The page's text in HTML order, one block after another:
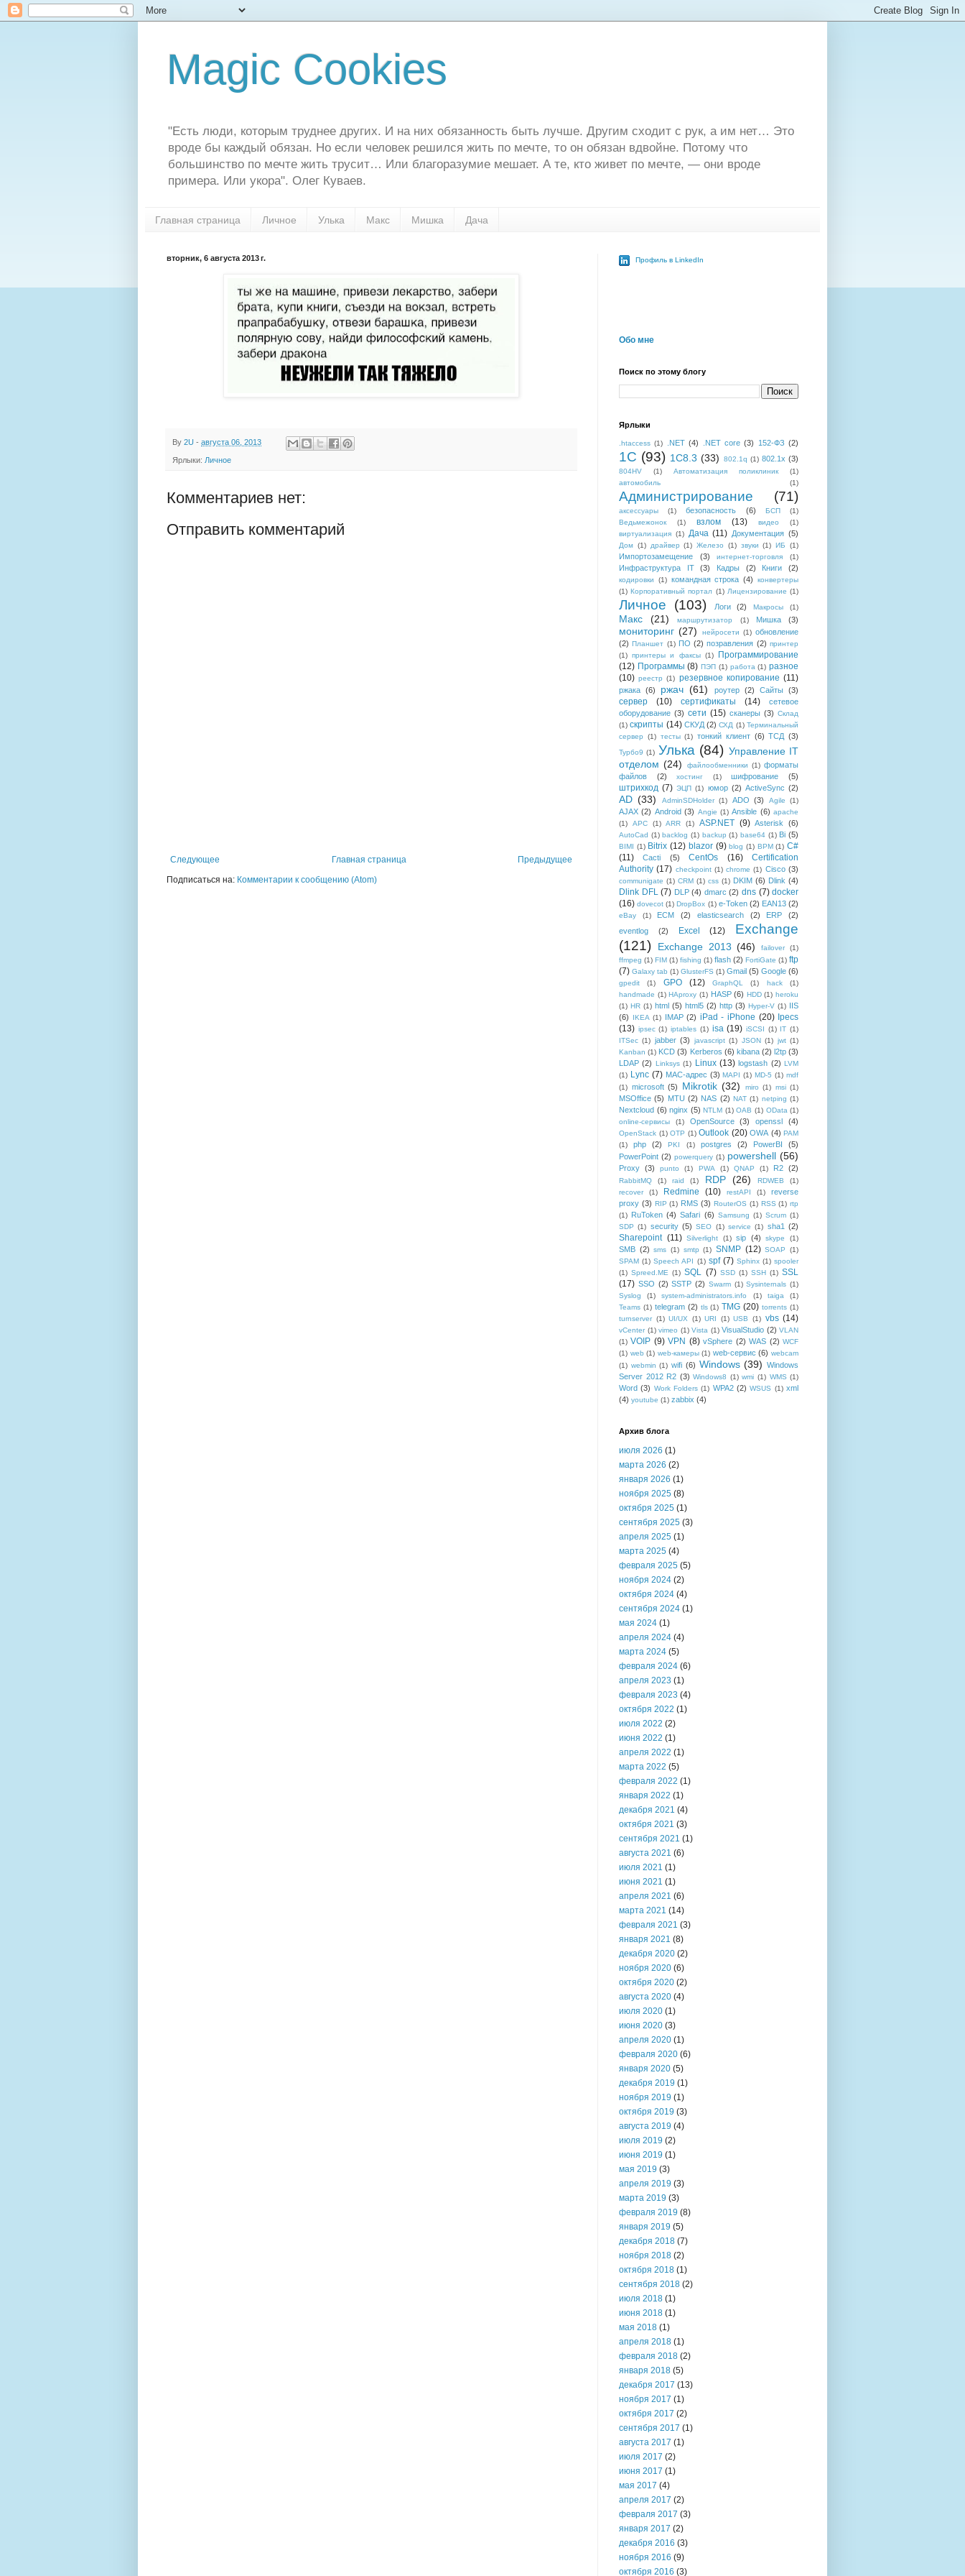
Magic Cookies
"Есть люди, которым труднее других. И на них обязанность быть лучше. Другим сходит с рук, а им нет… Это
вроде бы каждый обязан. Но если человек решился жить по мечте, то он обязан вдвойне. Потому что
большинство по мечте жить трусит… Или благоразумие мешает. А те, кто живет по мечте, — они вроде
примера. Или укора". Олег Куваев.
Главная страница Личное Улька Макс Мишка Дача
вторник, 6 августа 2013 г.
By 2U - августа 06, 2013
Ярлыки: Личное
Комментариев нет:
Отправить комментарий
Следующее Предыдущее
Главная страница
Подписаться на: Комментарии к сообщению (Atom)
Профиль в LinkedIn
Обо мне
Поиск по этому блогу
Ярлыки
.htaccess (1) .NET (4) .NET core (3) 152-ФЗ (2)
1С (93) 1C8.3 (33) 802.1q (1) 802.1x (3)
804HV (1) Автоматизация поликлиник
(1)
автомобиль
(1)
Администрирование (71)
аксессуары (1) безопасность (6) БСП
(1)
Ведьмежонок
(1) взлом (13) видео
(1)
виртуализация (1) Дача (11) Документация (5)
Дом (1) драйвер (1) Железо (1) звуки (1) ИБ (1)
Импортозамещение (3) интернет-торговля (1)
Инфраструктура IT (3) Кадры (2) Книги (2)
кодировки (1) командная строка (4)
конвертеры
(1) Корпоративный портал (1) Лицензирование (1)
Личное (103) Логи (2) Макросы (1)
Макс (21) маршрутизатор (1) Мишка (3)
мониторинг (27) нейросети (1) обновление
(2) Планшет (1) ПО (2) позравления (2) принтер
(1) принтеры и факсы (1)
Программирование
(12) Программы (8) ПЭП (1) работа (1) разное
(10) реестр (1) резервное копирование (11)
ржака (6) ржач (61) роутер (2) Сайты (3)
сервер (10) сертификаты (14)
сетевое
оборудование (3) сети (15) сканеры (3) Склад
(1) скрипты (14) СКУД (2) СХД (1) Терминальный
сервер
(1) тесты (1) тонкий клиент (6) ТСД (3)
Турбо9 (1) Улька (84) Управление IT
отделом (24) файлообменники (1) форматы
файлов
(2) хостинг (1) шифрование (5)
штрихкод (7) ЭЦП (1) юмор (2) ActiveSync (2)
AD (33) AdminSDHolder (1) ADO (3) Agile (1)
AJAX (2) Android (3) Angie (1) Ansible (6) apache
(1)
APC (1) ARR (1) ASP.NET (9) Asterisk (6)
AutoCad (1) backlog (1) backup (1) base64 (1) Bi (5)
BIMI (1) Bitrix (12) blazor (9) blog (1) BPM (1) C#
(11)
Cacti (5) CentOs (16)
Certification
Authority (17) checkpoint (1) chrome (1) Cisco (3)
communigate (1) CRM (1) css (1) DKIM (6) Dlink (4)
Dlink DFL (7) DLP (4) dmarc (2) dns (7) docker
(16) dovecot (1) DropBox (1) e-Token (2) EAN13 (2)
eBay (1) ECM (2) elasticsearch (2) ERP
(2)
eventlog
(2) Excel (12)
Exchange
(121)
Exchange 2013 (46) failover
(1)
ffmpeg (1) FIM (1) fishing (1) flash (2) FortiGate (1) ftp
(7) Galaxy tab (1) GlusterFS (1) Gmail (5) Google (6)
gpedit (1) GPO (12) GraphQL (1) hack
(1)
handmade (1) HAproxy (1) HASP (6) HDD (1) heroku
(1) HR (1) html (5) html5 (2) http (3) Hyper-V (1) IIS
(6)
IKEA (1) IMAP (2) iPad - iPhone (20) Ipecs
(13) ipsec (1) iptables (1) isa (19) iSCSI (1) IT (1)
ITSec (1) jabber (3) javascript (1) JSON (1) jwt (1)
Kanban (1) KCD (3) Kerberos (6) kibana (2) l2tp (3)
LDAP (2) Linksys (1) Linux (13) logstash (2) LVM
(1) Lync (7) MAC-адрес (3) MAPI (1) MD-5 (1) mdf
(1) microsoft (5) Mikrotik (32) miro (1) msi (1)
MSOffice (5) MTU (2) NAS (2) NAT (1) netping (1)
Nextcloud (6) nginx (5) NTLM (1) OAB (1) OData (1)
online-сервисы
(1) OpenSource (3) openssl (4)
OpenStack (1) OTP (1) Outlook (20) OWA (4) PAM
(1)
php (2) PKI (1) postgres (2) PowerBI
(5)
PowerPoint (2) powerquery (1) powershell (56)
Proxy (3) punto (1) PWA (1) QNAP (1) R2 (2)
RabbitMQ (1) raid (1) RDP (26) RDWEB
(1)
recover
(1) Redmine (10) restAPI (1)
reverse
proxy (3) RIP (1) RMS (3) RouterOS (1) RSS (1) rtp
(1) RuToken (4) Safari (6) Samsung (1) Scrum (1)
SDP (1) security (5) SEO (1) service (1) sha1 (2)
Sharepoint (11) Silverlight (1) sip (4) skype (1)
SMB (2) sms (1) smtp (1) SNMP (12) SOAP
(1)
SPAM (1) Speech API (1) spf (7) Sphinx (1) spooler
(1) Spreed.ME (1) SQL (7) SSD (1) SSH (1) SSL
(17) SSO (2) SSTP (2) Swarm (1) Sysinternals (1)
Syslog
(1) system-administrators.info (1) taiga
(1)
Teams (1) telegram (2) tls (1) TMG (20) torrents (1)
turnserver (1) UI/UX (1) URI (1) USB (1) vbs (14)
vCenter (1) vimeo (1) Vista (1) VisualStudio (2) VLAN
(1) VOIP (9) VPN (8) vSphere (2) WAS (2) WCF
(1) web (1) web-камеры (1) web-сервис (6) webcam
(1) webmin (1) wifi (6) Windows (39) Windows
Server 2012 R2 (3) Windows8 (1) wmi (1) WMS (1)
Word (3) Work Folders (1) WPA2 (2) WSUS (1) xml
(4) youtube (1) zabbix (4)
Архив блога
июля 2026 (1)
марта 2026 (2)
января 2026 (1)
ноября 2025 (8)
октября 2025 (1)
сентября 2025 (3)
апреля 2025 (1)
марта 2025 (4)
февраля 2025 (5)
ноября 2024 (2)
октября 2024 (4)
сентября 2024 (1)
мая 2024 (1)
апреля 2024 (4)
марта 2024 (5)
февраля 2024 (6)
апреля 2023 (1)
февраля 2023 (4)
октября 2022 (1)
июля 2022 (2)
июня 2022 (1)
апреля 2022 (1)
марта 2022 (5)
февраля 2022 (1)
января 2022 (1)
декабря 2021 (4)
октября 2021 (3)
сентября 2021 (1)
августа 2021 (6)
июля 2021 (1)
июня 2021 (1)
апреля 2021 (6)
марта 2021 (14)
февраля 2021 (3)
января 2021 (8)
декабря 2020 (2)
ноября 2020 (6)
октября 2020 (2)
августа 2020 (4)
июля 2020 (1)
июня 2020 (3)
апреля 2020 (1)
февраля 2020 (6)
января 2020 (5)
декабря 2019 (1)
ноября 2019 (1)
октября 2019 (3)
августа 2019 (4)
июля 2019 (2)
июня 2019 (1)
мая 2019 (3)
апреля 2019 (3)
марта 2019 (3)
февраля 2019 (8)
января 2019 (5)
декабря 2018 (7)
ноября 2018 (2)
октября 2018 (1)
сентября 2018 (2)
июля 2018 (1)
июня 2018 (1)
мая 2018 (1)
апреля 2018 (1)
февраля 2018 (2)
января 2018 (5)
декабря 2017 (13)
ноября 2017 (1)
октября 2017 (2)
сентября 2017 (1)
августа 2017 (1)
июля 2017 (2)
июня 2017 (1)
мая 2017 (4)
апреля 2017 (2)
февраля 2017 (3)
января 2017 (2)
декабря 2016 (3)
ноября 2016 (9)
октября 2016 (3)